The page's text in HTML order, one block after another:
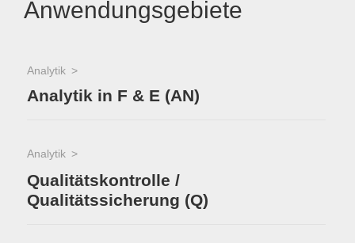
Anwendungsgebiete
Analytik
Analytik in F & E (AN)
Analytik
Qualitätskontrolle /
Qualitätssicherung (Q)